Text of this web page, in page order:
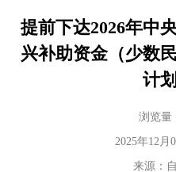
提前下达2026年中
兴补助资金（少数
计
浏览量
2025年12月
来源：